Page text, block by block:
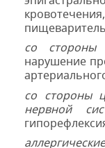
со стороны
нарушение
со стороны
нервной